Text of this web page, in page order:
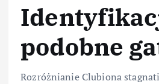
podobne
Rozróżnianie Clubiona